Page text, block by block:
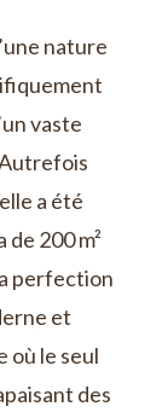
nature
vaste
a été
200 m²
perfection
et
où le seul
des